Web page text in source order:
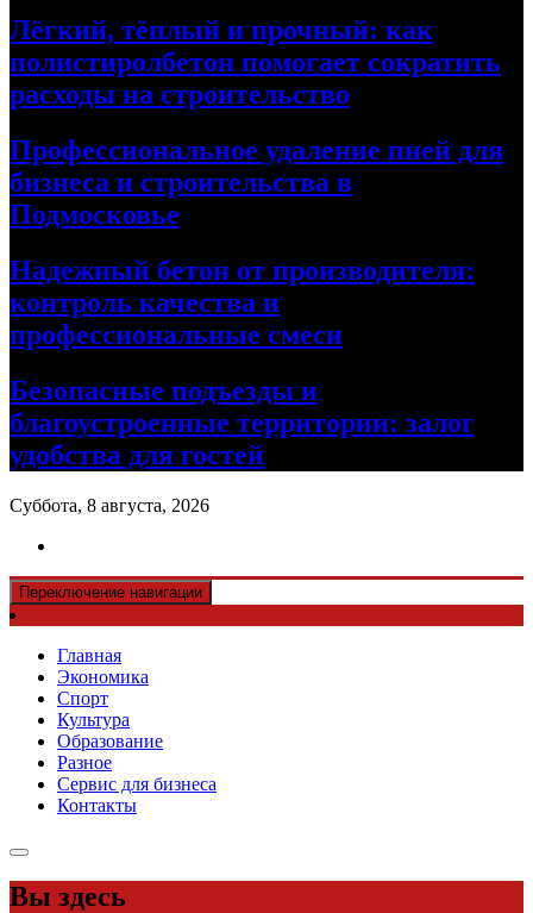
Лёгкий, тёплый и прочный: как
полистиролбетон помогает сократить
расходы на строительство
Профессиональное удаление пней для
бизнеса и строительства в
Подмосковье
Надежный бетон от производителя:
контроль качества и
профессиональные смеси
Безопасные подъезды и
благоустроенные территории: залог
удобства для гостей
Суббота, 8 августа, 2026
Переключение навигации
Главная
Экономика
Спорт
Культура
Образование
Разное
Сервис для бизнеса
Контакты
Вы здесь